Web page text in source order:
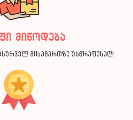
მიწოდება
მისამართზე უსწრაფესად!